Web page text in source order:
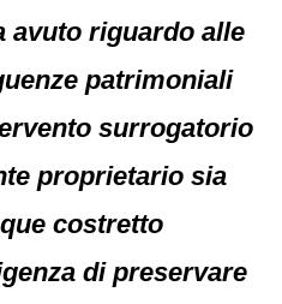
avuto riguardo alle
patrimoniali
surrogatorio
proprietario sia
costretto
di preservare